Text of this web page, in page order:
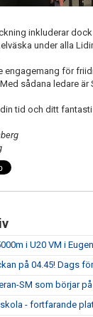
inkluderar
under alla
engagemang för
sådana ledare
tid och ditt
i U20 VM i
på 04.45! Dags
SM som börjar
- fortfarande